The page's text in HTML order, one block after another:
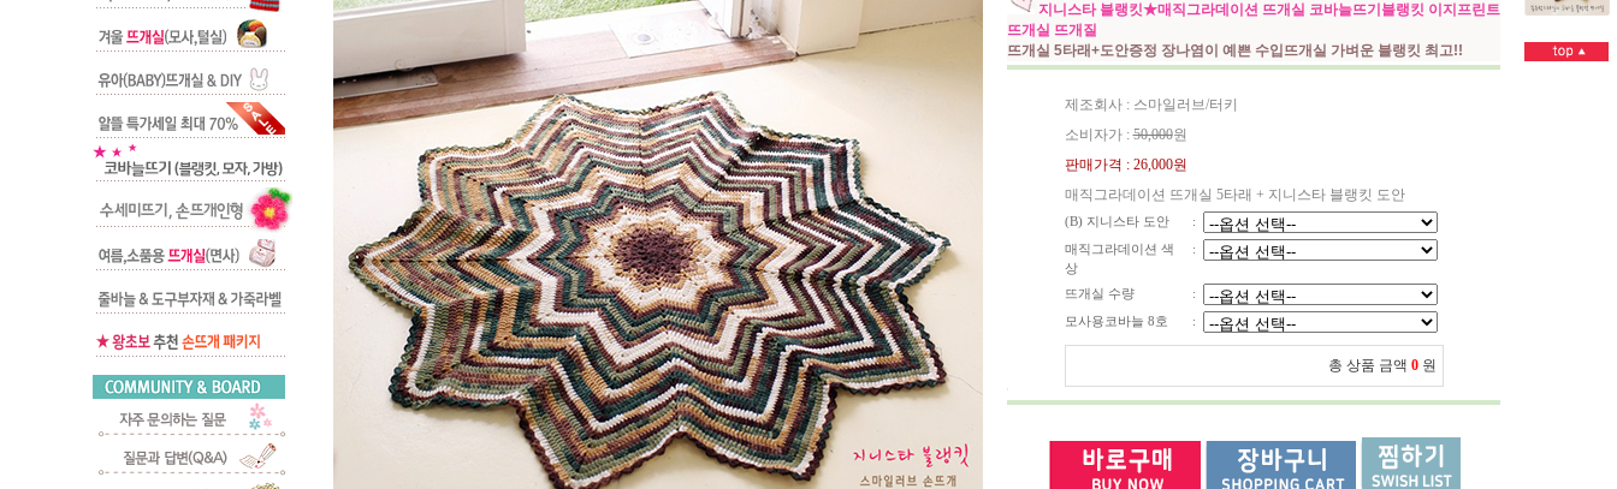
지니스타 블랭킷★매직그라데이션 뜨개실 코바늘뜨기블랭킷 이지프린트
뜨개실 뜨개질
뜨개실 5타래+도안증정 장나염이 예쁜 수입뜨개실 가벼운 블랭킷 최고!!
제조회사 : 스마일러브/터키
소비자가 :50,000원
판매가격 : 26,000원
매직그라데이션 뜨개실 5타래 + 지니스타 블랭킷 도안
(B) 지니스타 도안
:
매직그라데이션 색
상
:
뜨개실 수량
:
모사용코바늘 8호
:
총 상품 금액 0 원